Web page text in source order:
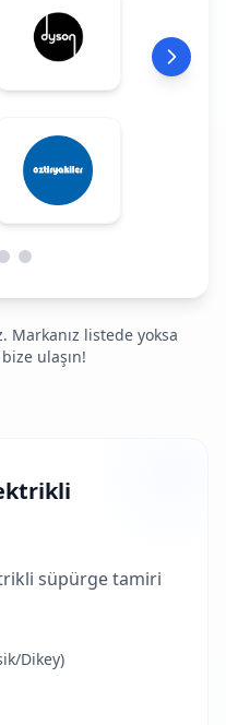
Markanız listede yoksa
ulaşın!
süpürge tamiri
Dikey)